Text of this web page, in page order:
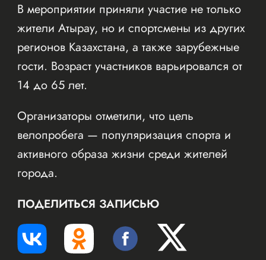
В мероприятии приняли участие не только
жители Атырау, но и спортсмены из других
регионов Казахстана, а также зарубежные
гости. Возраст участников варьировался от
14 до 65 лет.
Организаторы отметили, что цель
велопробега — популяризация спорта и
активного образа жизни среди жителей
города.
ПОДЕЛИТЬСЯ ЗАПИСЬЮ